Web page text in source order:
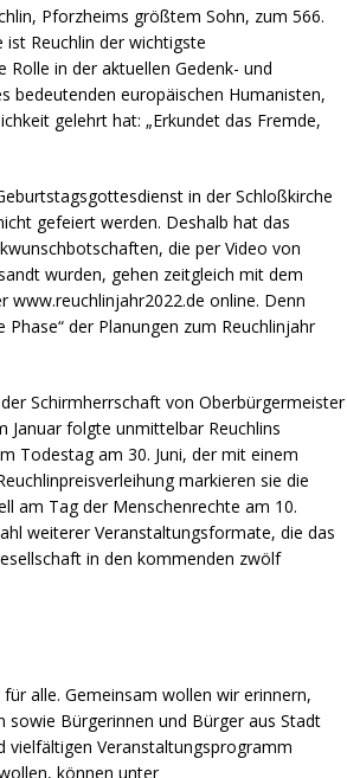
Pforzheims größtem Sohn, zum 566.
Reuchlin der wichtigste
in der aktuellen Gedenk- und
bedeutenden europäischen Humanisten,
gelehrt hat: „Erkundet das Fremde,
in der Schloßkirche
gefeiert werden. Deshalb hat das
die per Video von
wurden, gehen zeitgleich mit dem
www.reuchlinjahr2022.de online. Denn
der Planungen zum Reuchlinjahr
Schirmherrschaft von Oberbürgermeister
Januar folgte unmittelbar Reuchlins
Todestag am 30. Juni, der mit einem
markieren sie die
am Tag der Menschenrechte am 10.
weiterer Veranstaltungsformate, die das
in den kommenden zwölf
alle. Gemeinsam wollen wir erinnern,
Bürgerinnen und Bürger aus Stadt
vielfältigen Veranstaltungsprogramm
können unter